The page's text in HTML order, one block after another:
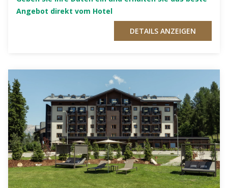
Angebot direkt vom Hotel
DETAILS ANZEIGEN